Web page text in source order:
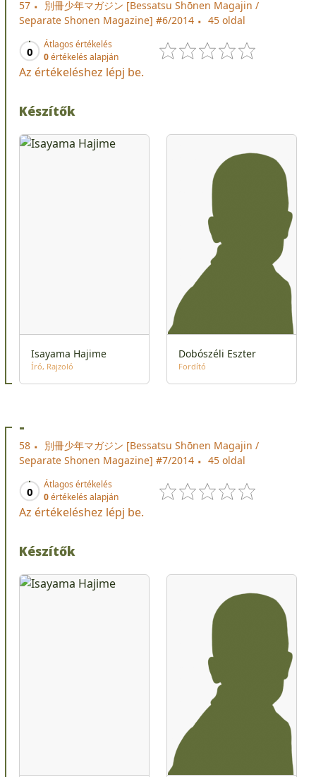
57
別冊少年マガジン [Bessatsu Shōnen Magajin /
Separate Shonen Magazine] #6/2014
45 oldal
0
Átlagos értékelés
0értékelés alapján
Az értékeléshez lépj be.
Készítők
Isayama Hajime
Író Rajzoló
Dobószéli Eszter
Fordító
-
58
別冊少年マガジン [Bessatsu Shōnen Magajin /
Separate Shonen Magazine] #7/2014
45 oldal
0
Átlagos értékelés
0értékelés alapján
Az értékeléshez lépj be.
Készítők